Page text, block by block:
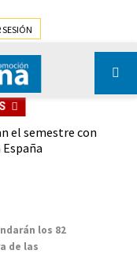
el semestre con
los 82
de las